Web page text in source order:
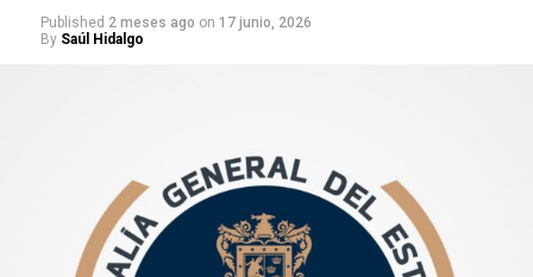
Published 2 meses ago on 17 junio, 2026
By Saúl Hidalgo